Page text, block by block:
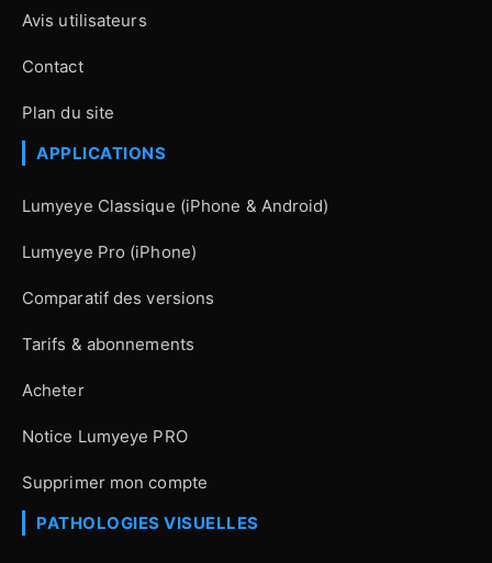
Avis utilisateurs
Contact
Plan du site
APPLICATIONS
Lumyeye Classique (iPhone & Android)
Lumyeye Pro (iPhone)
Comparatif des versions
Tarifs & abonnements
Acheter
Notice Lumyeye PRO
Supprimer mon compte
PATHOLOGIES VISUELLES